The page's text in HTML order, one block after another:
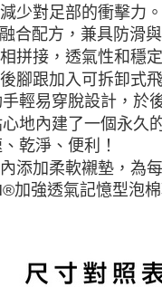
少對足部的衝擊力。
合配方，兼具防滑
拼接，透氣性和穩
腳跟加入可拆卸式
輕易穿脫設計，於
地內建了一個永久
乾淨、便利！
添加柔軟襯墊，為
加強透氣記憶型泡